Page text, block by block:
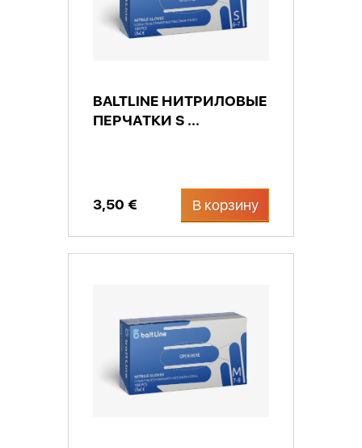
BALTLINE НИТРИЛОВЫЕ
ПЕРЧАТКИ S ...
3,50 € В корзину